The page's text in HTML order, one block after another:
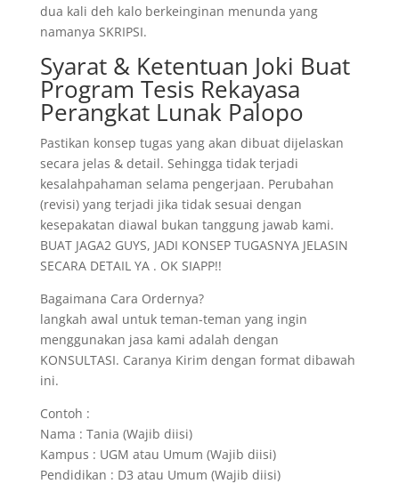
dua kali deh kalo berkeinginan menunda yang
namanya SKRIPSI.
Syarat & Ketentuan Joki Buat
Program Tesis Rekayasa
Perangkat Lunak Palopo
Pastikan konsep tugas yang akan dibuat dijelaskan
secara jelas & detail. Sehingga tidak terjadi
kesalahpahaman selama pengerjaan. Perubahan
(revisi) yang terjadi jika tidak sesuai dengan
kesepakatan diawal bukan tanggung jawab kami.
BUAT JAGA2 GUYS, JADI KONSEP TUGASNYA JELASIN
SECARA DETAIL YA . OK SIAPP!!
Bagaimana Cara Ordernya?
langkah awal untuk teman-teman yang ingin
menggunakan jasa kami adalah dengan
KONSULTASI. Caranya Kirim dengan format dibawah
ini.
Contoh :
Nama : Tania (Wajib diisi)
Kampus : UGM atau Umum (Wajib diisi)
Pendidikan : D3 atau Umum (Wajib diisi)